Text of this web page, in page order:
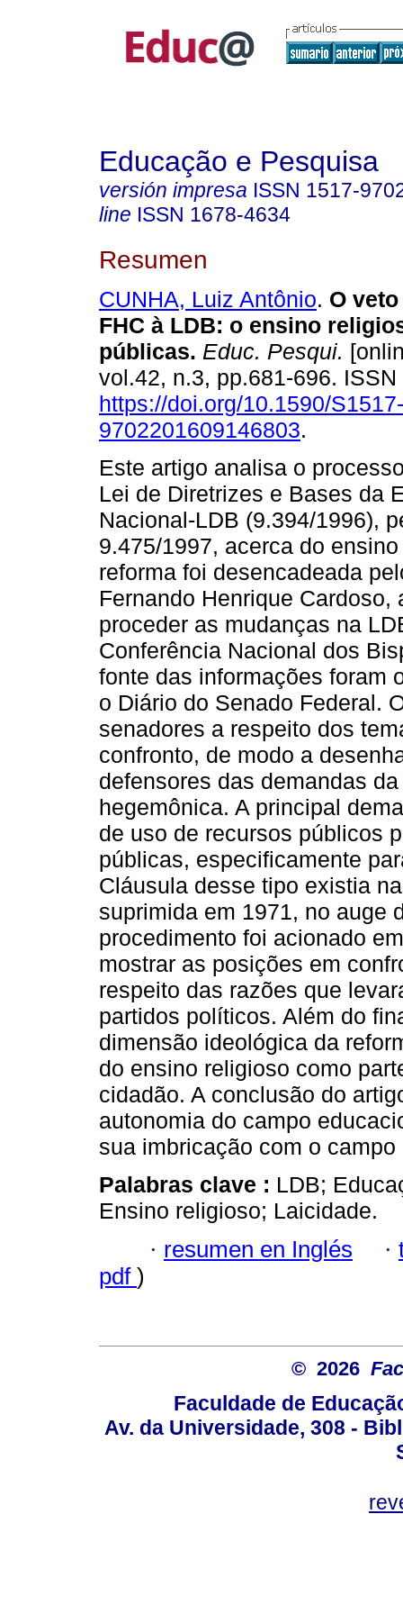
Educação e Pesquisa
versión impresa ISSN 1517-
line ISSN 1678-4634
Resumen
CUNHA, Luiz Antônio. O
FHC à LDB: o ensino
públicas. Educ. Pesqui.
vol.42, n.3, pp.681-696.
https://doi.org/10.1590/S1517-
9702201609146803.
Este artigo analisa o
Lei de Diretrizes e Bases da
Nacional-LDB (9.394/1996),
9.475/1997, acerca do
reforma foi desencadeada
Fernando Henrique
proceder as mudanças na
Conferência Nacional dos
fonte das informações foram
o Diário do Senado Federal.
senadores a respeito dos
confronto, de modo a
defensores das demandas
hegemônica. A principal
de uso de recursos públicos
públicas, especificamente
Cláusula desse tipo existia
suprimida em 1971, no auge
procedimento foi acionado
mostrar as posições em
respeito das razões que
partidos políticos. Além do
dimensão ideológica da
do ensino religioso como
cidadão. A conclusão do
autonomia do campo
sua imbricação com o campo
Palabras clave : LDB;
Ensino religioso; Laicidade.
· resumen en Inglés ·
pdf )
© 2026
Faculdade de
Av. da Universidade, 308 -